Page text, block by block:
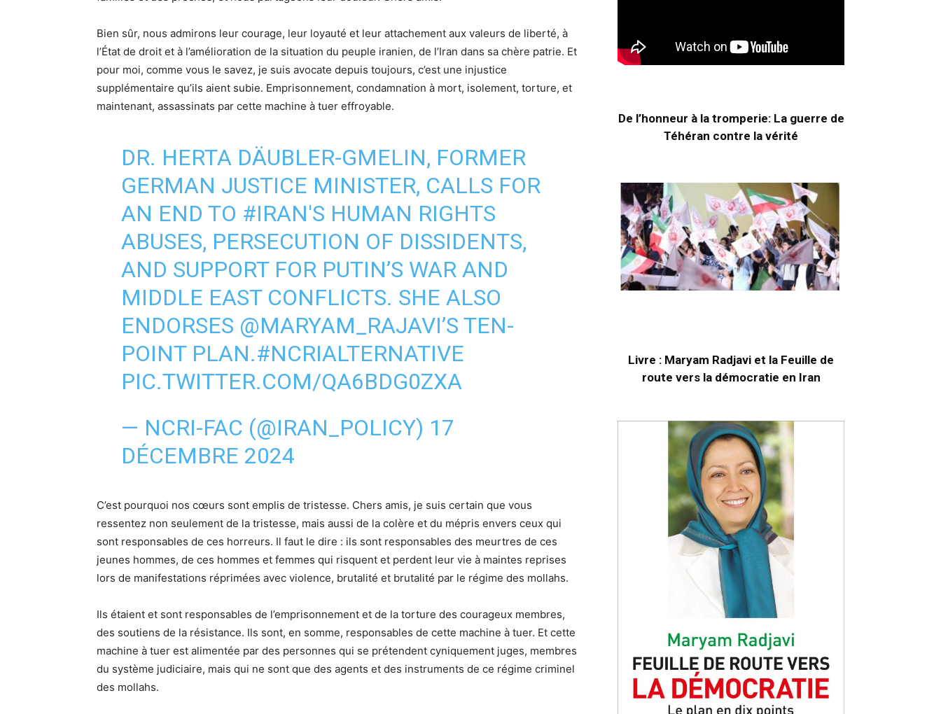
Bien sûr, nous admirons leur courage, leur loyauté et leur attachement aux valeurs de liberté, à
l’État de droit et à l’amélioration de la situation du peuple iranien, de l’Iran dans sa chère patrie. Et
pour moi, comme vous le savez, je suis avocate depuis toujours, c’est une injustice
supplémentaire qu’ils aient subie. Emprisonnement, condamnation à mort, isolement, torture, et
maintenant, assassinats par cette machine à tuer effroyable.
DR. HERTA DÄUBLER-GMELIN, FORMER
GERMAN JUSTICE MINISTER, CALLS FOR
AN END TO #IRAN'S HUMAN RIGHTS
ABUSES, PERSECUTION OF DISSIDENTS,
AND SUPPORT FOR PUTIN’S WAR AND
MIDDLE EAST CONFLICTS. SHE ALSO
ENDORSES @MARYAM_RAJAVI’S TEN-
POINT PLAN.#NCRIALTERNATIVE
PIC.TWITTER.COM/QA6BDG0ZXA
— NCRI-FAC (@IRAN_POLICY) 17
DÉCEMBRE 2024
C’est pourquoi nos cœurs sont emplis de tristesse. Chers amis, je suis certain que vous
ressentez non seulement de la tristesse, mais aussi de la colère et du mépris envers ceux qui
sont responsables de ces horreurs. Il faut le dire : ils sont responsables des meurtres de ces
jeunes hommes, de ces hommes et femmes qui risquent et perdent leur vie à maintes reprises
lors de manifestations réprimées avec violence, brutalité et brutalité par le régime des mollahs.
Ils étaient et sont responsables de l’emprisonnement et de la torture des courageux membres,
des soutiens de la résistance. Ils sont, en somme, responsables de cette machine à tuer. Et cette
machine à tuer est alimentée par des personnes qui se prétendent cyniquement juges, membres
du système judiciaire, mais qui ne sont que des agents et des instruments de ce régime criminel
des mollahs.
De l’honneur à la tromperie: La guerre de
Téhéran contre la vérité
Livre : Maryam Radjavi et la Feuille de
route vers la démocratie en Iran